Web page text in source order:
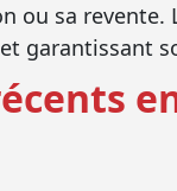
ou sa revente.
garantissant